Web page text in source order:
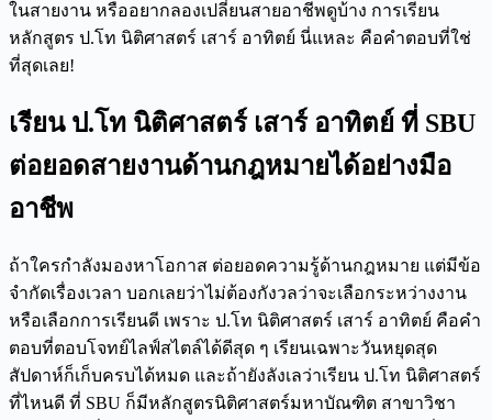
ในสายงาน หรืออยากลองเปลี่ยนสายอาชีพดูบ้าง การเรียน
หลักสูตร ป.โท นิติศาสตร์ เสาร์ อาทิตย์ นี่แหละ คือคำตอบที่ใช่
ที่สุดเลย!
เรียน ป.โท นิติศาสตร์ เสาร์ อาทิตย์ ที่ SBU
ต่อยอดสายงานด้านกฎหมายได้อย่างมือ
อาชีพ
ถ้าใครกำลังมองหาโอกาส ต่อยอดความรู้ด้านกฎหมาย แต่มีข้อ
จำกัดเรื่องเวลา บอกเลยว่าไม่ต้องกังวลว่าจะเลือกระหว่างงาน
หรือเลือกการเรียนดี เพราะ ป.โท นิติศาสตร์ เสาร์ อาทิตย์ คือคำ
ตอบที่ตอบโจทย์ไลฟ์สไตล์ได้ดีสุด ๆ เรียนเฉพาะวันหยุดสุด
สัปดาห์ก็เก็บครบได้หมด และถ้ายังลังเลว่าเรียน ป.โท นิติศาสตร์
ที่ไหนดี ที่ SBU ก็มีหลักสูตรนิติศาสตร์มหาบัณฑิต สาขาวิชา